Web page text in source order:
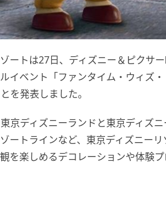
ートは27日、ディズニー＆ピクサ
イベント「ファンタイム・ウィズ
を発表しました。
京ディズニーランドと東京ディズ
ートラインなど、東京ディズニー
を楽しめるデコレーションや体験